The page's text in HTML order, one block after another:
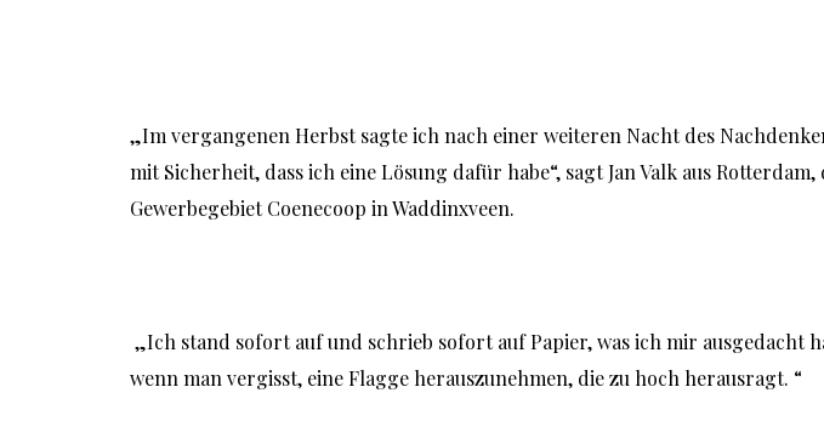
„Im vergangenen Herbst sagte ich nach einer weiteren Nacht des
mit Sicherheit, dass ich eine Lösung dafür habe“, sagt Jan Valk aus
Gewerbegebiet Coenecoop in Waddinxveen.
wenn man vergisst, eine Flagge herauszunehmen, die zu hoch herausragt. “